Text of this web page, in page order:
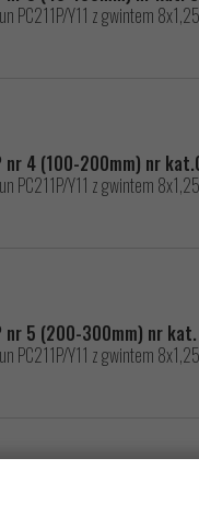
PC211P/Y11 z gwintem
nr 4 (100-200mm) nr
PC211P/Y11 z gwintem
nr 5 (200-300mm) nr
PC211P/Y11 z gwintem